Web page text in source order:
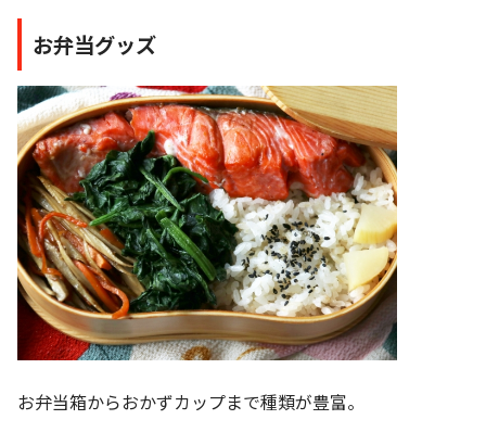
お弁当グッズ
お弁当箱からおかずカップまで種類が豊富。